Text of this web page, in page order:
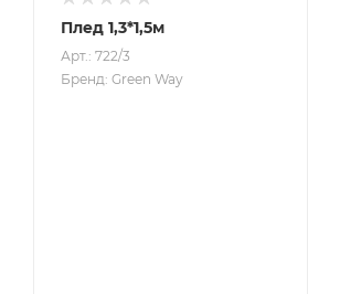
Плед 1,3*1,5м
Арт.: 722/3
Бренд: Green Way